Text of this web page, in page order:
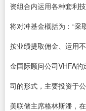
资组合内运用各种套利
将对冲基金概括为：“采
按业绩提取佣金、运用
金国际顾问公司VHFA
司的形式，主要投资于
美联储主席格林斯潘，